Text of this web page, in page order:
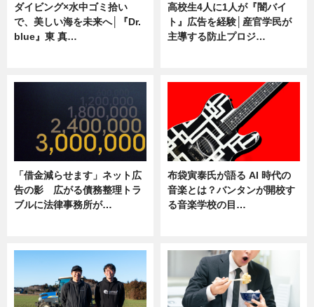
ダイビング×水中ゴミ拾い
で、美しい海を未来へ│『Dr.
blue』東 真…
高校生4人に1人が『闇バイ
ト』広告を経験│産官学民が
主導する防止プロジ…
「借金減らせます」ネット広
告の影 広がる債務整理トラ
ブルに法律事務所が…
布袋寅泰氏が語る AI 時代の
音楽とは？バンタンが開校す
る音楽学校の目…